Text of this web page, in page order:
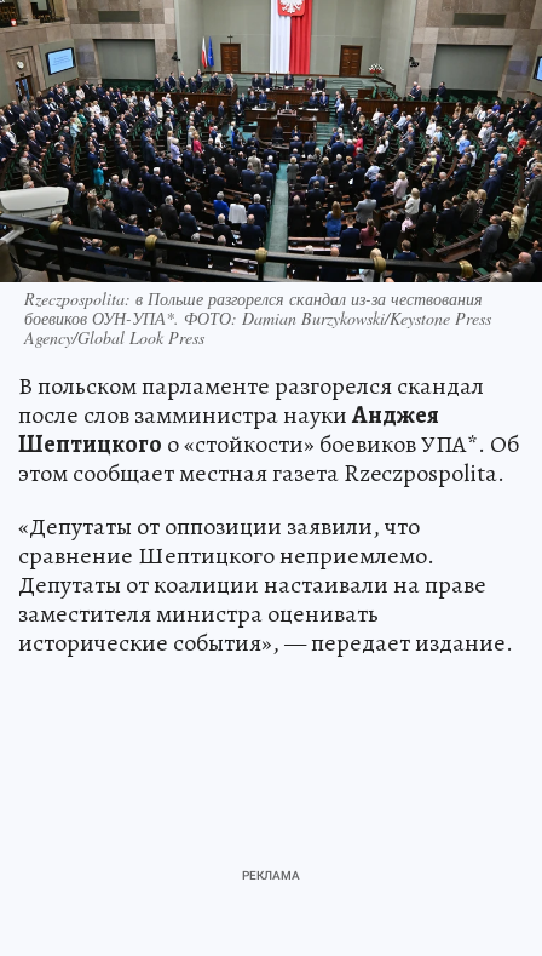
Rzeczpospolita: в Польше разгорелся скандал из-за чествования
боевиков ОУН-УПА*. ФОТО: Damian Burzykowski/Keystone Press
Agency/Global Look Press
В польском парламенте разгорелся скандал
после слов замминистра наукиАнджея
Шептицкого о «стойкости» боевиков УПА*. Об
этом сообщает местная газета Rzeczpospolita.
«Депутаты от оппозиции заявили, что
сравнение Шептицкого неприемлемо.
Депутаты от коалиции настаивали на праве
заместителя министра оценивать
исторические события», — передает издание.